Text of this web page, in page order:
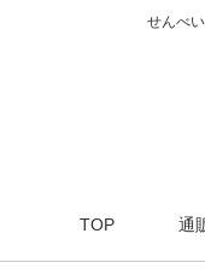
せんべ
TOP 通